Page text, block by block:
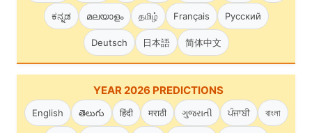
ಕನ್ನಡ മലയാളം தமிழ் Français Русский
Deutsch 日本語 简体中文
YEAR 2026 PREDICTIONS
English తెలుగు हिंदी मराठी ગુજરાતી ਪੰਜਾਬੀ বাংলা